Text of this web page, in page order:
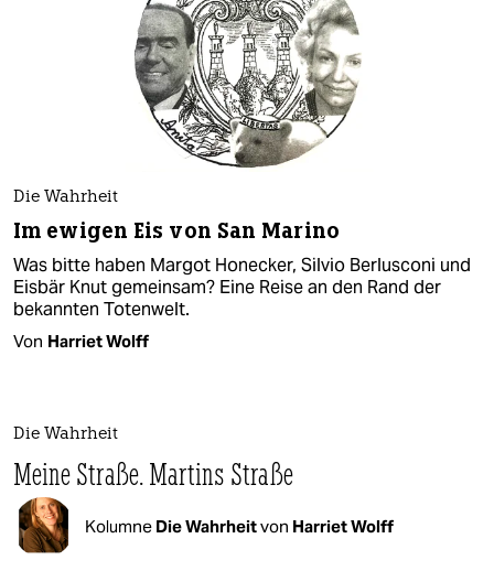
Die Wahrheit
Im ewigen Eis von San Marino
Was bitte haben Margot Honecker, Silvio Berlusconi und
Eisbär Knut gemeinsam? Eine Reise an den Rand der
bekannten Totenwelt.
Von Harriet Wolff
Die Wahrheit
Meine Straße. Martins Straße
Kolumne Die Wahrheitvon Harriet Wolff